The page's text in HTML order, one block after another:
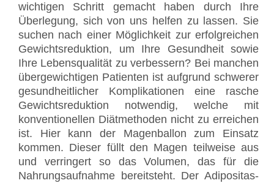
wichtigen Schritt gemacht haben durch Ihre
Überlegung, sich von uns helfen zu lassen. Sie
suchen nach einer Möglichkeit zur erfolgreichen
Gewichtsreduktion, um Ihre Gesundheit sowie
Ihre Lebensqualität zu verbessern? Bei manchen
übergewichtigen Patienten ist aufgrund schwerer
gesundheitlicher Komplikationen eine rasche
Gewichtsreduktion notwendig, welche mit
konventionellen Diätmethoden nicht zu erreichen
ist. Hier kann der Magenballon zum Einsatz
kommen. Dieser füllt den Magen teilweise aus
und verringert so das Volumen, das für die
Nahrungsaufnahme bereitsteht. Der Adipositas-